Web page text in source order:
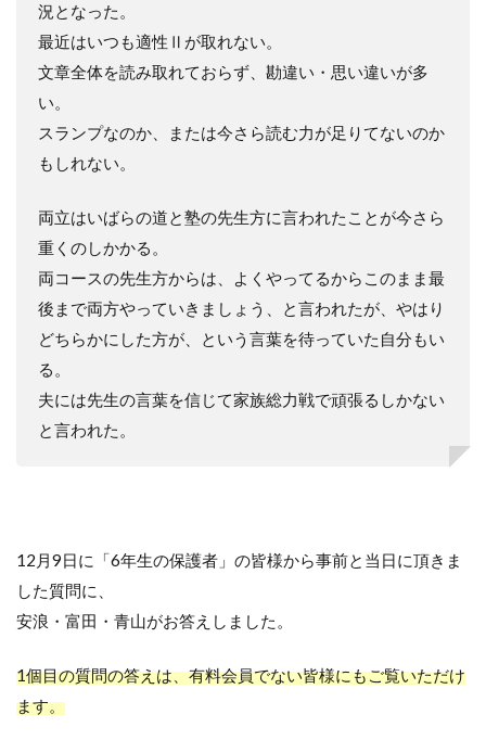
況となった。
最近はいつも適性Ⅱが取れない。
文章全体を読み取れておらず、勘違い・思い違いが多
い。
スランプなのか、または今さら読む力が足りてないのか
もしれない。
両立はいばらの道と塾の先生方に言われたことが今さら
重くのしかかる。
両コースの先生方からは、よくやってるからこのまま最
後まで両方やっていきましょう、と言われたが、やはり
どちらかにした方が、という言葉を待っていた自分もい
る。
夫には先生の言葉を信じて家族総力戦で頑張るしかない
と言われた。
12月9日に「6年生の保護者」の皆様から事前と当日に頂きま
した質問に、
安浪・富田・青山がお答えしました。
1個目の質問の答えは、有料会員でない皆様にもご覧いただけ
ます。